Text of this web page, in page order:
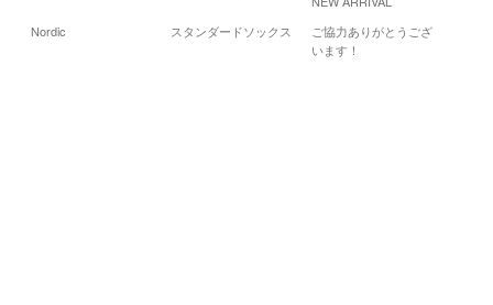
Nordic
スタンダードソックス
ご協力ありがとうござ
います！